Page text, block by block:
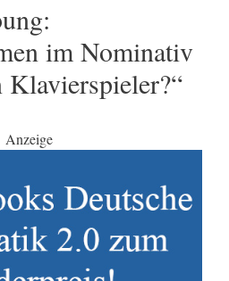
im Nominativ
Klavierspieler?“
Anzeige